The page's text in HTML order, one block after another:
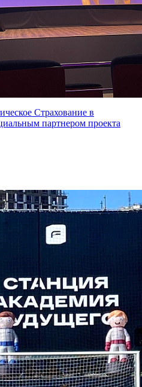
Страхование в
партнером проекта